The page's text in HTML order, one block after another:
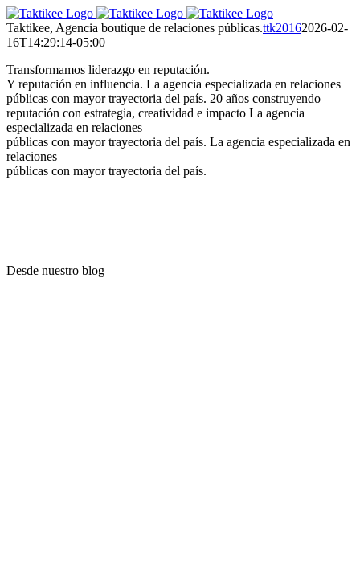
Saltar
al
contenido
Taktikee, Agencia boutique de relaciones públicas.ttk20162026-02-
16T14:29:14-05:00
Transformamos liderazgo en reputación.
Y reputación en influencia. La agencia especializada en relaciones
públicas con mayor trayectoria del país. 20 años construyendo
reputación con estrategia, creatividad e impacto La agencia
especializada en relaciones
públicas con mayor trayectoria del país. La agencia especializada en
relaciones
públicas con mayor trayectoria del país.
Desde nuestro blog